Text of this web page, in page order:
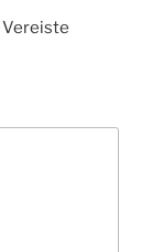
Vereiste